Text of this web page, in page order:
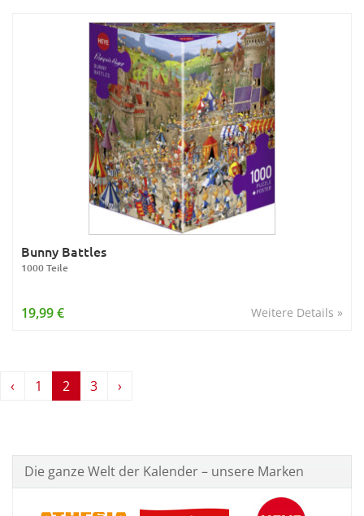
Bunny Battles
1000 Teile
Weitere Details »
19,99 €
‹ 1 2 3 ›
Die ganze Welt der Kalender – unsere Marken